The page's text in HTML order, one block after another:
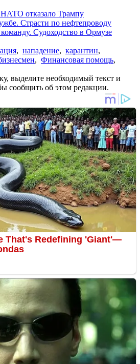
отказало Трампу
Страсти по нефтепроводу
Судоходство в Ормузе
, нападение, карантин,
, Финансовая помощь,
выделите необходимый текст и
сообщить об этом редакции.